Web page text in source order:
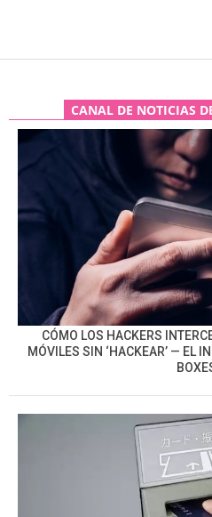
CANAL DE NOTICIAS
CÓMO LOS HACKERS
MÓVILES SIN ‘HACKEAR’ — EL